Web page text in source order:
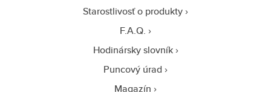
Starostlivosť o produkty
F.A.Q.
Hodinársky slovník
Puncový úrad
Magazín